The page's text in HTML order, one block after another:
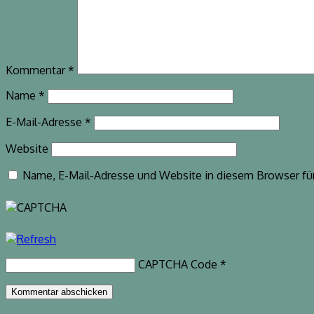
Kommentar *
Name *
E-Mail-Adresse *
Website
Name, E-Mail-Adresse und Website in diesem Browser
CAPTCHA Code *